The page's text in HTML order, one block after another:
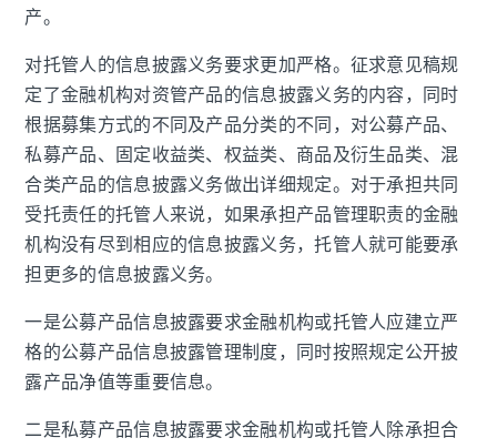
产。
对托管人的信息披露义务要求更加严格。征求意见稿规
定了金融机构对资管产品的信息披露义务的内容，同时
根据募集方式的不同及产品分类的不同，对公募产品、
私募产品、固定收益类、权益类、商品及衍生品类、混
合类产品的信息披露义务做出详细规定。对于承担共同
受托责任的托管人来说，如果承担产品管理职责的金融
机构没有尽到相应的信息披露义务，托管人就可能要承
担更多的信息披露义务。
一是公募产品信息披露要求金融机构或托管人应建立严
格的公募产品信息披露管理制度，同时按照规定公开披
露产品净值等重要信息。
二是私募产品信息披露要求金融机构或托管人除承担合